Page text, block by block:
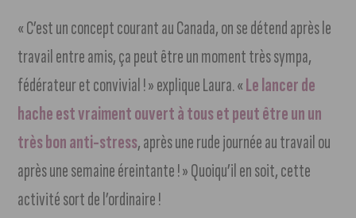
« C’est un concept courant au Canada, on se détend après le
travail entre amis, ça peut être un moment très sympa,
fédérateur et convivial ! » explique Laura. «Le lancer de
hache est vraiment ouvert à tous et peut être un un
très bon anti-stress, après une rude journée au travail ou
après une semaine éreintante ! » Quoiqu’il en soit, cette
activité sort de l’ordinaire !